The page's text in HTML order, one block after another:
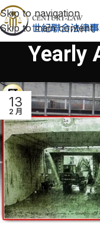
Skip to navigation
Skip to main content
Yearly
13
2 月